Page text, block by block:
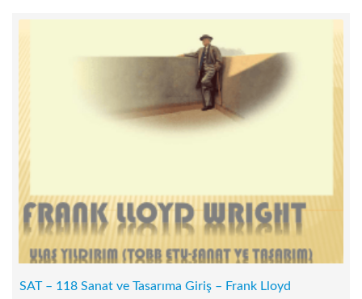
SAT – 118 Sanat ve Tasarıma Giriş – Frank Lloyd